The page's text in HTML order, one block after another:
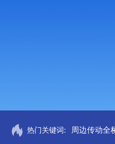
热门关键词: 周边传动全